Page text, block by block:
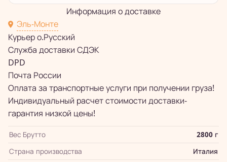
Информация о доставке
Эль-Монте
Курьер о.Русский
Служба доставки СДЭК
DPD
Почта России
Оплата за транспортные услуги при получении груза!
Индивидуальный расчет стоимости доставки-
гарантия низкой цены!
Вес Брутто
2800 г
Страна производства
Италия